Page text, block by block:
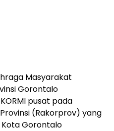
Masyarakat
Gorontalo
pusat pada
(Rakorprov) yang
Kota Gorontalo